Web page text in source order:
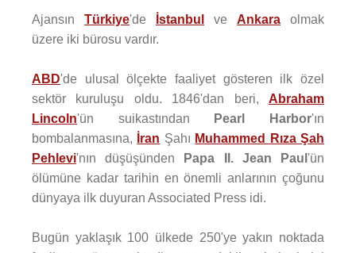
Ajansın Türkiye'de İstanbul ve Ankara olmak
üzere iki bürosu vardır.
ABD'de ulusal ölçekte faaliyet gösteren ilk özel
sektör kuruluşu oldu. 1846'dan beri, Abraham
Lincoln'ün suikastından Pearl Harbor'ın
bombalanmasına,
İran Şahı Muhammed Rıza Şah
Pehlevi'nın düşüşünden Papa II. Jean Paul 'ün
ölümüne kadar tarihin en önemli anlarının çoğunu
dünyaya ilk duyuran Associated Press idi.
Bugün yaklaşık 100 ülkede 250'ye yakın noktada